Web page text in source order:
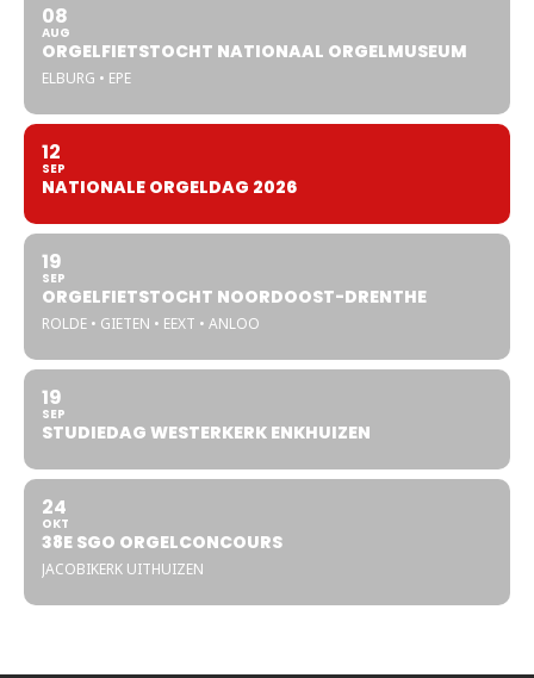
08
AUG
ORGELFIETSTOCHT NATIONAAL ORGELMUSEUM
ELBURG • EPE
12
SEP
NATIONALE ORGELDAG 2026
19
SEP
ORGELFIETSTOCHT NOORDOOST-DRENTHE
ROLDE • GIETEN • EEXT • ANLOO
19
SEP
STUDIEDAG WESTERKERK ENKHUIZEN
24
OKT
38E SGO ORGELCONCOURS
JACOBIKERK UITHUIZEN